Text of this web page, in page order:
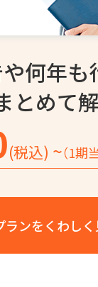
何年も
とめて
(税込) ~
（1期
ランをくわし